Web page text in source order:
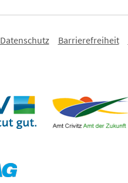
Datenschutz Barrierefreiheit